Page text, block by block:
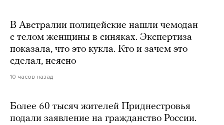
В Австралии полицейские нашли чемодан
с телом женщины в синяках. Экспертиза
показала, что это кукла. Кто и зачем это
сделал, неясно
10 часов назад
Более 60 тысяч жителей Приднестровья
подали заявление на гражданство России.